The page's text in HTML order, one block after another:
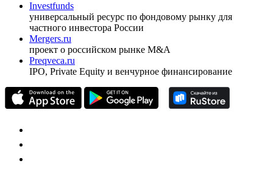
Investfunds
универсальный ресурс по фондовому рынку для
частного инвестора России
Mergers.ru
проект о российском рынке M&A
Preqveca.ru
IPO, Private Equity и венчурное финансирование